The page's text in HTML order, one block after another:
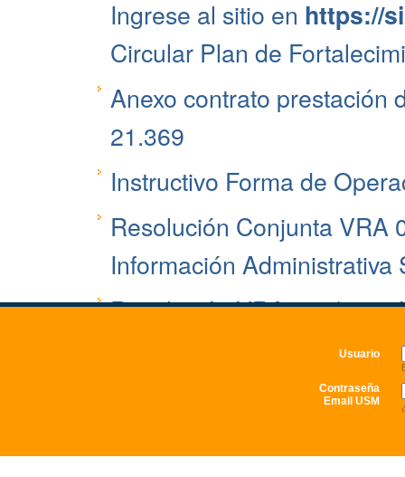
Usuario
Contraseña
Email USM